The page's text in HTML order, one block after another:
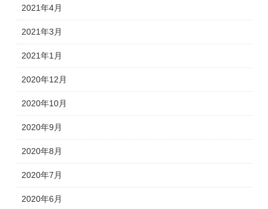
2021年4月
2021年3月
2021年1月
2020年12月
2020年10月
2020年9月
2020年8月
2020年7月
2020年6月